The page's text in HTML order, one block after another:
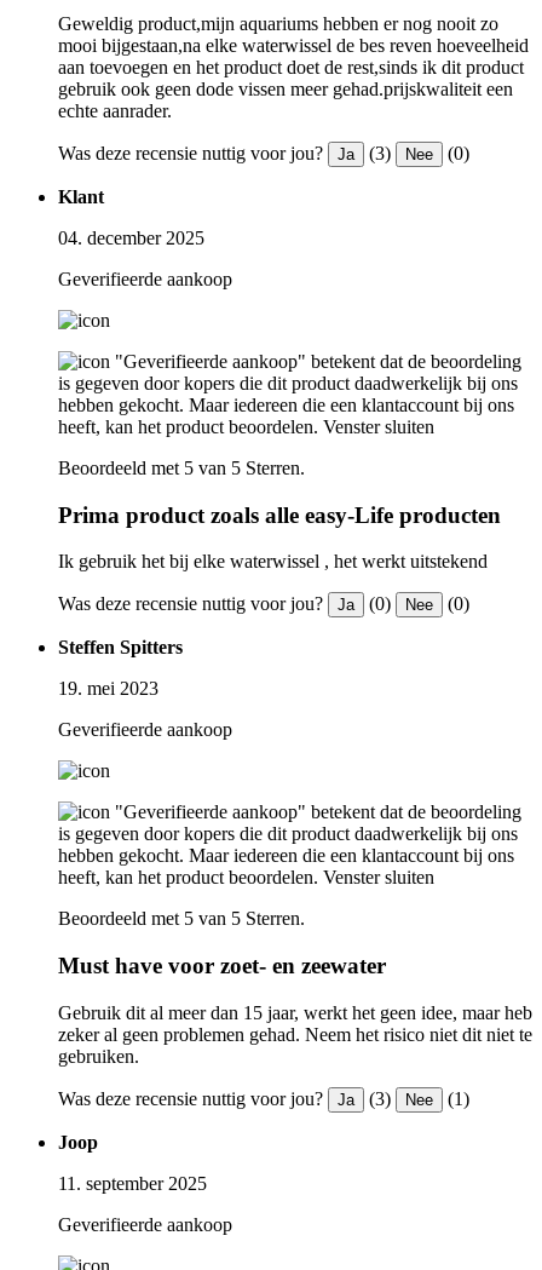
Geweldig product,mijn aquariums hebben er nog nooit zo
mooi bijgestaan,na elke waterwissel de bes reven hoeveelheid
aan toevoegen en het product doet de rest,sinds ik dit product
gebruik ook geen dode vissen meer gehad.prijskwaliteit een
echte aanrader.
Was deze recensie nuttig voor jou? Ja (3) Nee (0)
Klant
04. december 2025
Geverifieerde aankoop
"Geverifieerde aankoop" betekent dat de beoordeling
is gegeven door kopers die dit product daadwerkelijk bij ons
hebben gekocht. Maar iedereen die een klantaccount bij ons
heeft, kan het product beoordelen. Venster sluiten
Beoordeeld met 5 van 5 Sterren.
Prima product zoals alle easy-Life producten
Ik gebruik het bij elke waterwissel , het werkt uitstekend
Was deze recensie nuttig voor jou? Ja (0) Nee (0)
Steffen Spitters
19. mei 2023
Geverifieerde aankoop
"Geverifieerde aankoop" betekent dat de beoordeling
is gegeven door kopers die dit product daadwerkelijk bij ons
hebben gekocht. Maar iedereen die een klantaccount bij ons
heeft, kan het product beoordelen. Venster sluiten
Beoordeeld met 5 van 5 Sterren.
Must have voor zoet- en zeewater
Gebruik dit al meer dan 15 jaar, werkt het geen idee, maar heb
zeker al geen problemen gehad. Neem het risico niet dit niet te
gebruiken.
Was deze recensie nuttig voor jou? Ja (3) Nee (1)
Joop
11. september 2025
Geverifieerde aankoop